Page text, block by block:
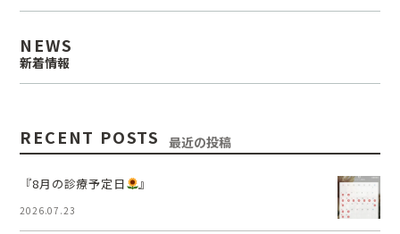
NEWS
新着情報
RECENT POSTS 最近の投稿
『8月の診療予定日 』
2026.07.23